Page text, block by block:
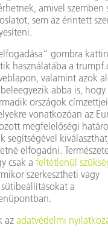
KAPCSOLAT
Szerszám
3628576045
08.00 - 16.30
szerszam@hu.trumpf.com
KAPCSOLAT
Alkatrész
3628576035
08.00 - 16.30
alkatresz@hu.trumpf.com